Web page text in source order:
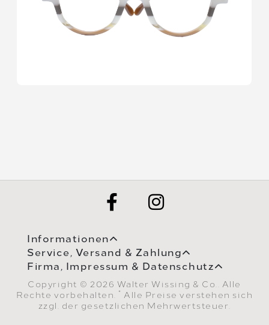
Informationen
Service, Versand & Zahlung
Firma, Impressum & Datenschutz
Copyright © 2026 Walter Wissing & Co.. Alle
Rechte vorbehalten.
* Alle Preise verstehen sich
zzgl. der gesetzlichen Mehrwertsteuer.